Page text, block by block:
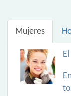
Mujeres